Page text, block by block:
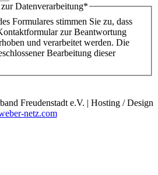
Datenverarbeitung*
Formulares stimmen Sie zu, dass
zur Beantwortung
und verarbeitet werden. Die
Bearbeitung dieser
Freudenstadt e.V. | Hosting / Design
netz.com